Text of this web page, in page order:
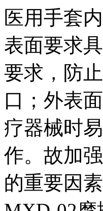
医用手套
表面要求
要求，防
口；外表
疗器械时
作。故加
的重要因